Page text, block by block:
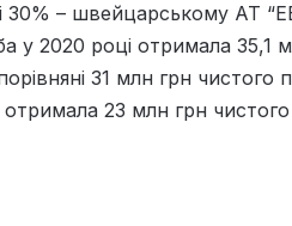
30% – швейцарському АТ
у 2020 році отримала 35,1
31 млн грн чистого
отримала 23 млн грн